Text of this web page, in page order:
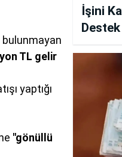
TL gelir
yaptığı
"gönüllü
İşini
Devlet